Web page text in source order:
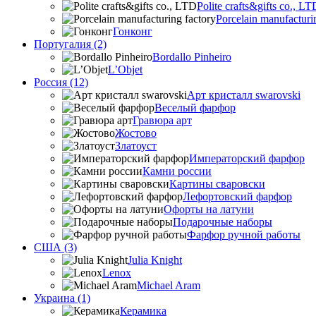
Polite crafts&gifts co.,
Porcelain
Гонконг
Португалия (2)
Bordallo Pinheiro
L’Objet
Россия (12)
Арт кристалл swarovski
Веселый фарфор
Гравюра арт
Жостово
Златоуст
Императорский фарфор
Камни россии
Картины сваровски
Лефортовский фарфор
Офорты на латуни
Подарочные наборы
Фарфор ручной работы
США (3)
Julia Knight
Lenox
Michael Aram
Украина (1)
Керамика